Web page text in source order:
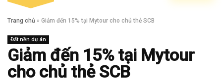
Trang chủ » Giảm đến 15% tại Mytour cho chủ thẻ SCB
Đất nền dự án
Giảm đến 15% tại Mytour
cho chủ thẻ SCB